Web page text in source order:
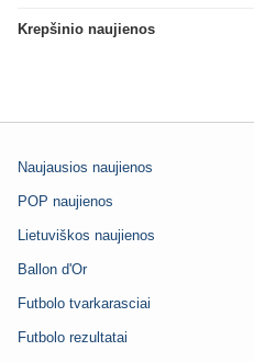
Krepšinio naujienos
Naujausios naujienos
POP naujienos
Lietuviškos naujienos
Ballon d'Or
Futbolo tvarkarasciai
Futbolo rezultatai